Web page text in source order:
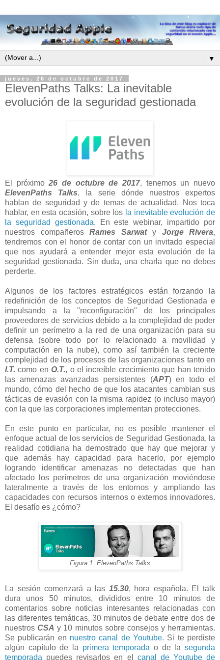
▼
jueves, 26 de octubre de 2017
ElevenPaths Talks: La inevitable
evolución de la seguridad gestionada
El próximo26 de octubre de 2017, tenemos un nuevo
ElevenPaths Talks, la serie dónde nuestros expertos
hablan de seguridad y de temas de actualidad. Nos toca
hablar, en esta ocasión, sobre los la inevitable evolución de
la seguridad gestionada. En este webinar, impartido por
nuestros compañeros Rames Sarwaty Jorge Rivera,
tendremos con el honor de contar con un invitado especial
que nos ayudará a entender mejor esta evolución de la
seguridad gestionada. Sin duda, una charla que no debes
perderte.
Algunos de los factores estratégicos están forzando la
redefinición de los conceptos de Seguridad Gestionada e
impulsando a la "reconfiguración" de los principales
proveedores de servicios debido a la complejidad de poder
definir un perímetro a la red de una organización para su
defensa (sobre todo por lo relacionado a movilidad y
computación en la nube), como así también la creciente
complejidad de los procesos de las organizaciones tanto en
I.T. como enO.T., o el increíble crecimiento que han tenido
las amenazas avanzadas persistentes (APT) en todo el
mundo, cómo del hecho de que los atacantes cambian sus
tácticas de evasión con la misma rapidez (o incluso mayor)
con la que las corporaciones implementan protecciones.
En este punto en particular, no es posible mantener el
enfoque actual de los servicios de Seguridad Gestionada, la
realidad cotidiana ha demostrado que hay que mejorar y
que además hay capacidad para hacerlo, por ejemplo
logrando identificar amenazas no detectadas que han
afectado los perímetros de una organización moviéndose
lateralmente a través de los entornos y ampliando las
capacidades con recursos internos o externos innovadores.
El desafío es ¿cómo?
Figura 1: ElevenPaths Talks
La sesión comenzará a las 15.30, hora española. El talk
dura unos 50 minutos, divididos entre 10 minutos de
comentarios sobre noticias interesantes relacionadas con
las diferentes temáticas, 30 minutos de debate entre dos de
nuestrosCSA y 10 minutos sobre consejos y herramientas.
Se publicarán en nuestro canal de Youtube. Si te perdiste
algún capítulo de la primera temporada o de lasegunda
temporada puedes revisarlos en el canal de Youtube de